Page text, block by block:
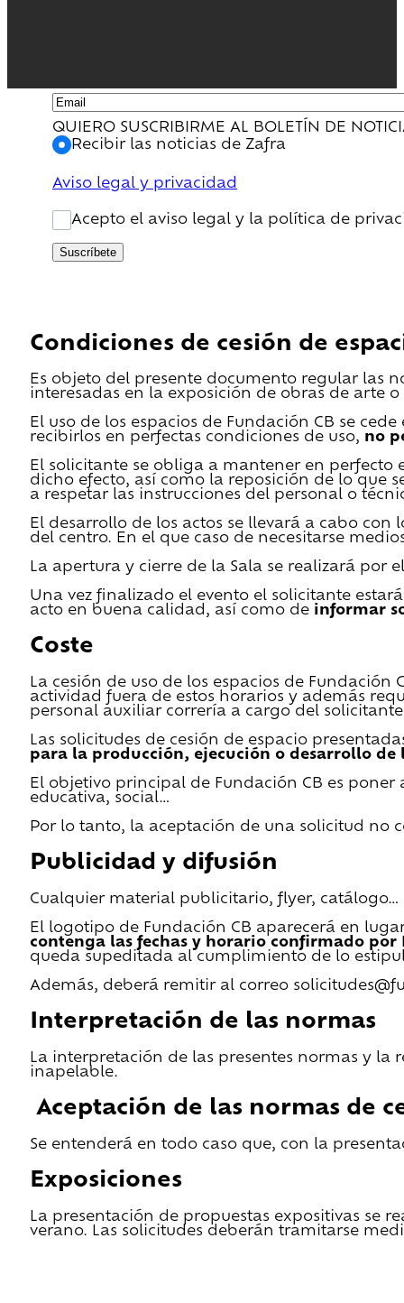
QUIERO SUSCRIBIRME AL BOLETÍN DE
Recibir las noticias de Zafra
Aviso legal y privacidad
Acepto el aviso legal y la política de
Suscríbete
Condiciones de cesión de
Es objeto del presente documento regular las
interesadas en la exposición de obras de arte
El uso de los espacios de Fundación CB se
recibirlos en perfectas condiciones de uso, no
El solicitante se obliga a mantener en perfecto
dicho efecto, así como la reposición de lo que
a respetar las instrucciones del personal o
El desarrollo de los actos se llevará a cabo
del centro. En el que caso de necesitarse
La apertura y cierre de la Sala se realizará por
Una vez finalizado el evento el solicitante
acto en buena calidad, así como de informar
Coste
La cesión de uso de los espacios de
actividad fuera de estos horarios y además
personal auxiliar correría a cargo del
Las solicitudes de cesión de espacio
para la producción, ejecución o desarrollo de
El objetivo principal de Fundación CB es
educativa, social…
Por lo tanto, la aceptación de una solicitud no
Publicidad y difusión
Cualquier material publicitario, flyer, catálogo…
El logotipo de Fundación CB aparecerá en
contenga las fechas y horario confirmado por
queda supeditada al cumplimiento de lo
Además, deberá remitir al correo
Interpretación de las normas
La interpretación de las presentes normas y la
inapelable.
Aceptación de las normas de
Se entenderá en todo caso que, con la
Exposiciones
La presentación de propuestas expositivas se
verano. Las solicitudes deberán tramitarse